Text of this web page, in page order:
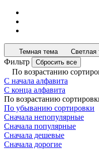
Темная тема Светлая
Фильтр Сбросить все
По возрастанию
С начала алфавита
С конца алфавита
По возрастанию
По убыванию сортировки
Сначала непопулярные
Сначала популярные
Сначала дешевые
Сначала дорогие